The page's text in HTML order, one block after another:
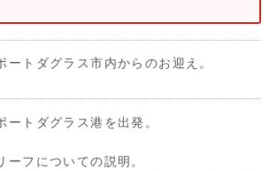
ートダグラス市内からのお迎え。
ートダグラス港を出発。
ーフについての説明。